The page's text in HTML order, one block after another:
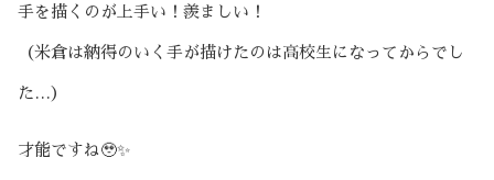
手を描くのが上手い！羨ましい！
（米倉は納得のいく手が描けたのは高校生になってからでし
た…）
才能ですね🥹✨